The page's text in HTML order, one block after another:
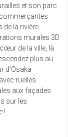
et son parc
de la rivière
murales 3D
de la ville, là
plus au
d’Osaka
ruelles
aux façades
sur les
!